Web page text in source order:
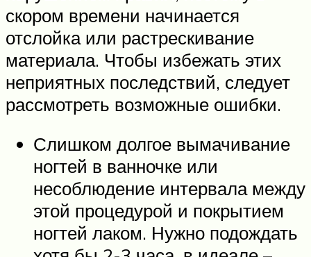
скором времени начинается
отслойка или растрескивание
материала. Чтобы избежать этих
неприятных последствий, следует
рассмотреть возможные ошибки.
Слишком долгое вымачивание
ногтей в ванночке или
несоблюдение интервала между
этой процедурой и покрытием
ногтей лаком. Нужно подождать